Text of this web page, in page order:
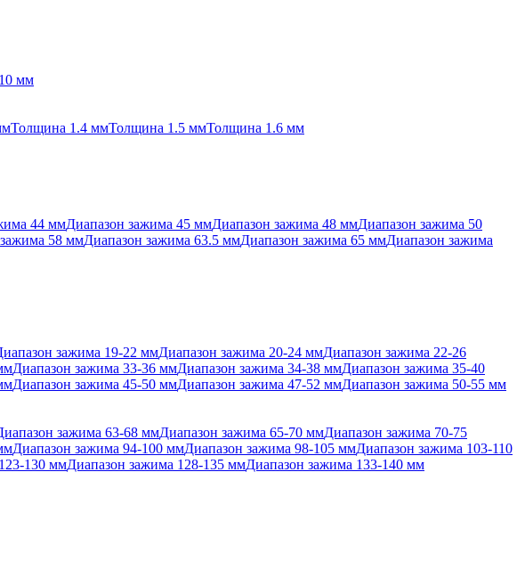
мм
Толщина 1.4 ммТолщина 1.5 ммТолщина 1.6 мм
44 ммДиапазон зажима 45 ммДиапазон зажима 48 ммДиапазон зажима 50
58 ммДиапазон зажима 63.5 ммДиапазон зажима 65 ммДиапазон зажима
зажима 19-22 ммДиапазон зажима 20-24 ммДиапазон зажима 22-26
Диапазон зажима 33-36 ммДиапазон зажима 34-38 ммДиапазон зажима 35-40
Диапазон зажима 45-50 ммДиапазон зажима 47-52 ммДиапазон зажима 50-55 мм
зажима 63-68 ммДиапазон зажима 65-70 ммДиапазон зажима 70-75
Диапазон зажима 94-100 ммДиапазон зажима 98-105 ммДиапазон зажима 103-110
130 ммДиапазон зажима 128-135 ммДиапазон зажима 133-140 мм